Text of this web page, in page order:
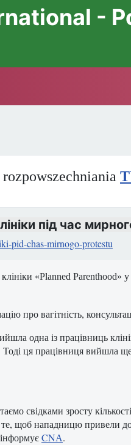
-
під час
pid-chas-mirnogo-protestu
«Planned
про вагітність,
одна із працівниць
ця працівниця вийшла
свідками зросту
щоб нападницю привели
CNА.